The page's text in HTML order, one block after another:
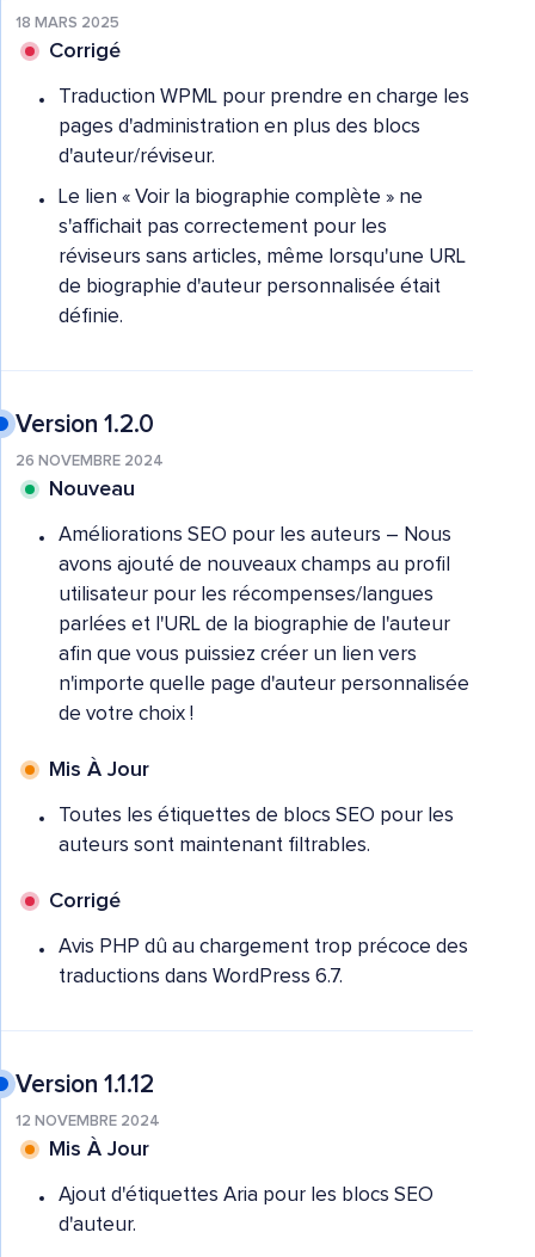
18 MARS 2025
Corrigé
Traduction WPML pour prendre en charge les
pages d'administration en plus des blocs
d'auteur/réviseur.
Le lien « Voir la biographie complète » ne
s'affichait pas correctement pour les
réviseurs sans articles, même lorsqu'une URL
de biographie d'auteur personnalisée était
définie.
Version 1.2.0
26 NOVEMBRE 2024
Nouveau
Améliorations SEO pour les auteurs – Nous
avons ajouté de nouveaux champs au profil
utilisateur pour les récompenses/langues
parlées et l'URL de la biographie de l'auteur
afin que vous puissiez créer un lien vers
n'importe quelle page d'auteur personnalisée
de votre choix !
Mis À Jour
Toutes les étiquettes de blocs SEO pour les
auteurs sont maintenant filtrables.
Corrigé
Avis PHP dû au chargement trop précoce des
traductions dans WordPress 6.7.
Version 1.1.12
12 NOVEMBRE 2024
Mis À Jour
Ajout d'étiquettes Aria pour les blocs SEO
d'auteur.